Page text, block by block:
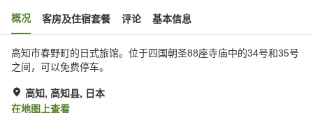
概况 客房及住宿套餐 评论 基本信息
高知市春野町的日式旅馆。位于四国朝圣88座寺庙中的34号和35号
之间，可以免费停车。
高知, 高知县, 日本
在地图上查看